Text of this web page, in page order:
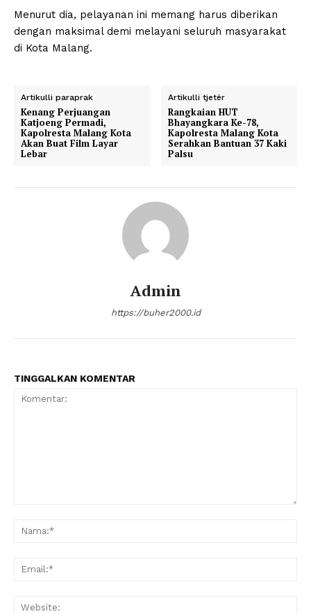
Menurut dia, pelayanan ini memang harus diberikan
dengan maksimal demi melayani seluruh masyarakat
di Kota Malang.
Artikulli paraprak
Kenang Perjuangan
Katjoeng Permadi,
Kapolresta Malang Kota
Akan Buat Film Layar
Lebar
Artikulli tjetër
Rangkaian HUT
Bhayangkara Ke-78,
Kapolresta Malang Kota
Serahkan Bantuan 37 Kaki
Palsu
Admin
https://buher2000.id
TINGGALKAN KOMENTAR